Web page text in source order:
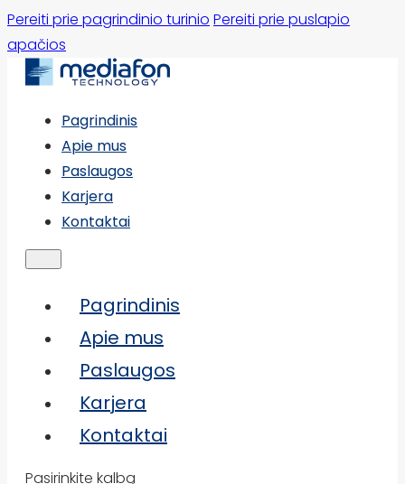
Pereiti prie pagrindinio turinio Pereiti prie puslapio
apačios
Pagrindinis
Apie mus
Paslaugos
Karjera
Kontaktai
Pagrindinis
Apie mus
Paslaugos
Karjera
Kontaktai
Pasirinkite kalbą